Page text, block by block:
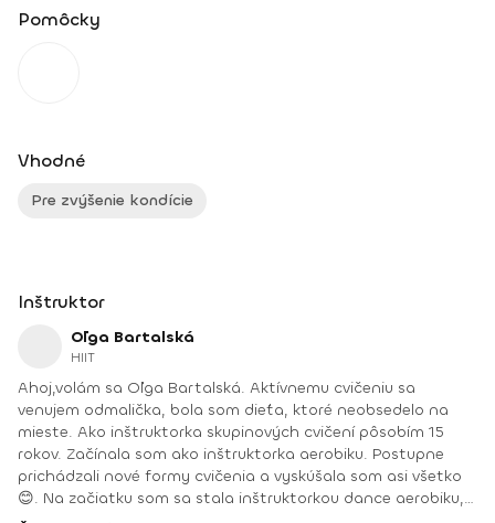
Pomôcky
Vhodné
Pre zvýšenie kondície
Inštruktor
Oľga Bartalská
HIIT
Ahoj,volám sa Oľga Bartalská. Aktívnemu cvičeniu sa
venujem odmalička, bola som dieťa, ktoré neobsedelo na
mieste. Ako inštruktorka skupinových cvičení pôsobím 15
rokov. Začínala som ako inštruktorka aerobiku. Postupne
prichádzali nové formy cvičenia a vyskúšala som asi všetko
😊. Na začiatku som sa stala inštruktorkou dance aerobiku,